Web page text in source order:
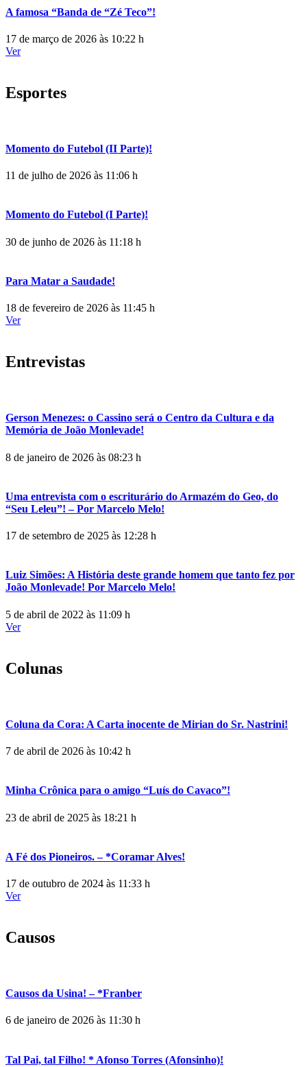
A famosa “Banda de “Zé Teco”!
17 de março de 2026 às 10:22 h
Ver
Esportes
Momento do Futebol (II Parte)!
11 de julho de 2026 às 11:06 h
Momento do Futebol (I Parte)!
30 de junho de 2026 às 11:18 h
Para Matar a Saudade!
18 de fevereiro de 2026 às 11:45 h
Ver
Entrevistas
Gerson Menezes: o Cassino será o Centro da Cultura e da
Memória de João Monlevade!
8 de janeiro de 2026 às 08:23 h
Uma entrevista com o escriturário do Armazém do Geo, do
“Seu Leleu”! – Por Marcelo Melo!
17 de setembro de 2025 às 12:28 h
Luiz Simões: A História deste grande homem que tanto fez por
João Monlevade! Por Marcelo Melo!
5 de abril de 2022 às 11:09 h
Ver
Colunas
Coluna da Cora: A Carta inocente de Mirian do Sr. Nastrini!
7 de abril de 2026 às 10:42 h
Minha Crônica para o amigo “Luís do Cavaco”!
23 de abril de 2025 às 18:21 h
A Fé dos Pioneiros. – *Coramar Alves!
17 de outubro de 2024 às 11:33 h
Ver
Causos
Causos da Usina! – *Franber
6 de janeiro de 2026 às 11:30 h
Tal Pai, tal Filho! * Afonso Torres (Afonsinho)!